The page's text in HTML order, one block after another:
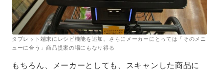
タブレット端末にレシピ機能を追加。さらにメーカーにとっては「そのメニ
ューに合う」商品提案の場にもなり得る
もちろん、メーカーとしても、スキャンした商品に